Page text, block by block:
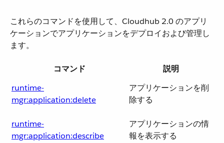
これらのコマンドを使用して、Cloudhub 2.0 のアプリ
ケーションでアプリケーションをデプロイおよび管理し
ます。
コマンド
説明
runtime-
mgr:application:delete
アプリケーションを削
除する
runtime-
mgr:application:describe
アプリケーションの情
報を表示する